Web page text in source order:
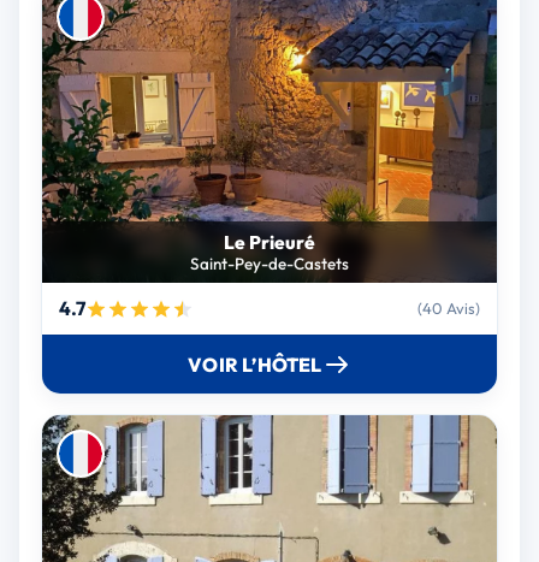
Le Prieuré
Saint-Pey-de-Castets
4.7 (40 Avis)
VOIR L’HÔTEL